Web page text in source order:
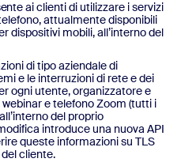
ai clienti di utilizzare i servizi
attualmente disponibili
dispositivi mobili, all’interno del
di tipo aziendale di
e le interruzioni di rete e dei
ogni utente, organizzatore e
e telefono Zoom (tutti i
del proprio
introduce una nuova API
queste informazioni su TLS
cliente.